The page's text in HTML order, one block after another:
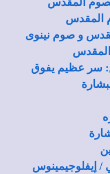
المقدس
و صوم نينوى
سر عظيم يفوق
/ إيفلوجيمينوس